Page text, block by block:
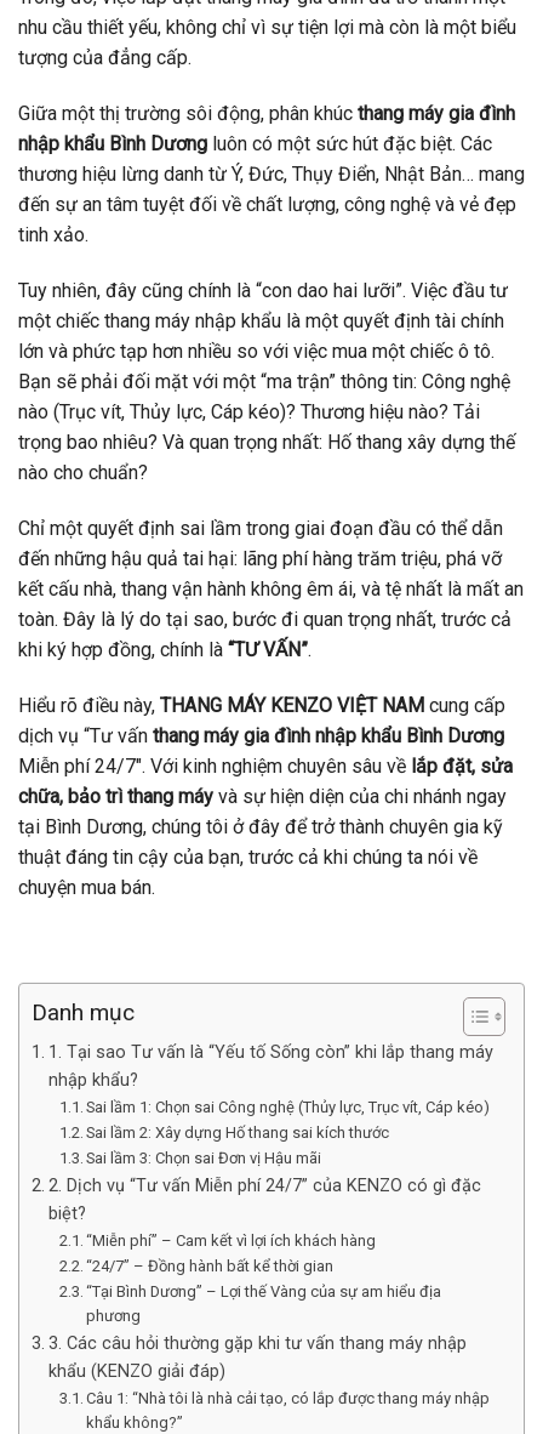
nhu cầu thiết yếu, không chỉ vì sự tiện lợi mà còn là một biểu
tượng của đẳng cấp.
Giữa một thị trường sôi động, phân khúc thang máy gia đình
nhập khẩu Bình Dương luôn có một sức hút đặc biệt. Các
thương hiệu lừng danh từ Ý, Đức, Thụy Điển, Nhật Bản… mang
đến sự an tâm tuyệt đối về chất lượng, công nghệ và vẻ đẹp
tinh xảo.
Tuy nhiên, đây cũng chính là “con dao hai lưỡi”. Việc đầu tư
một chiếc thang máy nhập khẩu là một quyết định tài chính
lớn và phức tạp hơn nhiều so với việc mua một chiếc ô tô.
Bạn sẽ phải đối mặt với một “ma trận” thông tin: Công nghệ
nào (Trục vít, Thủy lực, Cáp kéo)? Thương hiệu nào? Tải
trọng bao nhiêu? Và quan trọng nhất: Hố thang xây dựng thế
nào cho chuẩn?
Chỉ một quyết định sai lầm trong giai đoạn đầu có thể dẫn
đến những hậu quả tai hại: lãng phí hàng trăm triệu, phá vỡ
kết cấu nhà, thang vận hành không êm ái, và tệ nhất là mất an
toàn. Đây là lý do tại sao, bước đi quan trọng nhất, trước cả
khi ký hợp đồng, chính là “TƯ VẤN”.
Hiểu rõ điều này, THANG MÁY KENZO VIỆT NAM cung cấp
dịch vụ “Tư vấn thang máy gia đình nhập khẩu Bình Dương
Miễn phí 24/7″. Với kinh nghiệm chuyên sâu về lắp đặt, sửa
chữa, bảo trì thang máy và sự hiện diện của chi nhánh ngay
tại Bình Dương, chúng tôi ở đây để trở thành chuyên gia kỹ
thuật đáng tin cậy của bạn, trước cả khi chúng ta nói về
chuyện mua bán.
Danh mục
1. Tại sao Tư vấn là “Yếu tố Sống còn” khi lắp thang máy
nhập khẩu?
Sai lầm 1: Chọn sai Công nghệ (Thủy lực, Trục vít, Cáp kéo)
Sai lầm 2: Xây dựng Hố thang sai kích thước
Sai lầm 3: Chọn sai Đơn vị Hậu mãi
2. Dịch vụ “Tư vấn Miễn phí 24/7” của KENZO có gì đặc
biệt?
“Miễn phí” – Cam kết vì lợi ích khách hàng
“24/7” – Đồng hành bất kể thời gian
“Tại Bình Dương” – Lợi thế Vàng của sự am hiểu địa
phương
3. Các câu hỏi thường gặp khi tư vấn thang máy nhập
khẩu (KENZO giải đáp)
Câu 1: “Nhà tôi là nhà cải tạo, có lắp được thang máy nhập
khẩu không?”